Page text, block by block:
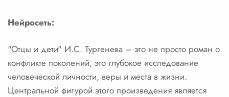
Нейросеть:
"Отцы и дети" И.С. Тургенева – это не просто роман о
конфликте поколений, это глубокое исследование
человеческой личности, веры и места в жизни.
Центральной фигурой этого произведения является